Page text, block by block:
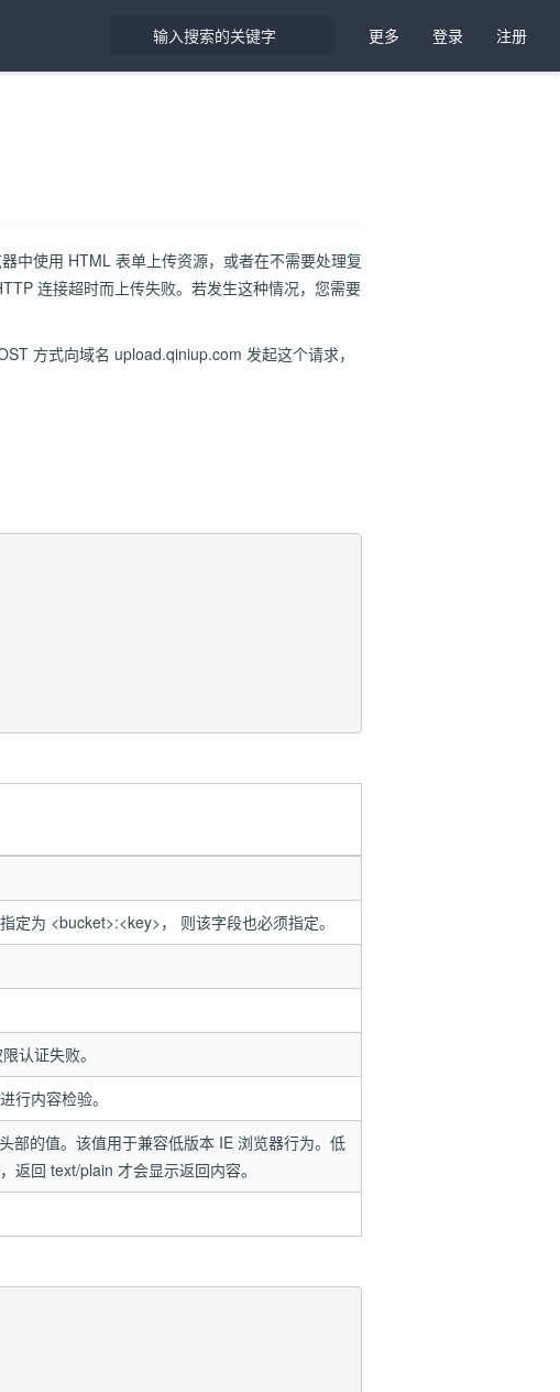
更多 登录 注册
中使用 HTML 表单上传资源，或者在不需要处理复
连接超时而上传失败。若发生这种情况，您需要
方式向域名 upload.qiniup.com 发起这个请求，
定为 <bucket>:<key>， 则该字段也必须指定。
认证失败。
行内容检验。
部的值。该值用于兼容低版本 IE 浏览器行为。低
返回 text/plain 才会显示返回内容。